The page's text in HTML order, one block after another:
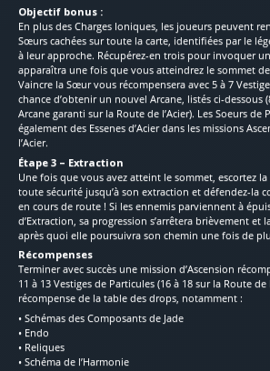
Objectif bonus :
En plus des Charges Ioniques, les joueurs peuvent
Sœurs cachées sur toute la carte, identifiées par le
à leur approche. Récupérez-en trois pour invoquer
apparaîtra une fois que vous atteindrez le sommet de
Vaincre la Sœur vous récompensera avec 5 à 7
chance d’obtenir un nouvel Arcane, listés ci-dessous
Arcane garanti sur la Route de l’Acier). Les Soeurs
également des Essenes d’Acier dans les missions
l’Acier.
Étape 3 – Extraction
Une fois que vous avez atteint le sommet, escortez la
toute sécurité jusqu’à son extraction et défendez-la
en cours de route ! Si les ennemis parviennent à
d’Extraction, sa progression s’arrêtera brièvement et
après quoi elle poursuivra son chemin une fois de
Récompenses
Terminer avec succès une mission d’Ascension
11 à 13 Vestiges de Particules (16 à 18 sur la Route de
récompense de la table des drops, notamment :
• Schémas des Composants de Jade
• Endo
• Reliques
• Schéma de l’Harmonie